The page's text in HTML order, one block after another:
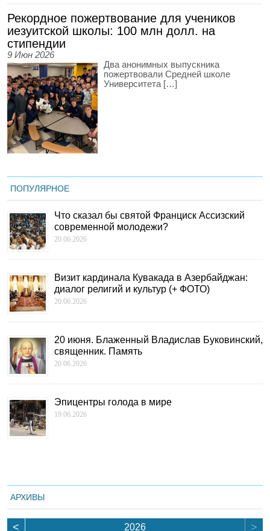
Рекордное пожертвование для учеников
иезуитской школы: 100 млн долл. на
стипендии
9 Июн 2026
Два анонимных выпускника
пожертвовали Средней школе
Университета […]
ПОПУЛЯРНОЕ
Что сказал бы святой Франциск Ассизский
современной молодежи?
20.06.2026
Визит кардинала Кувакада в Азербайджан:
диалог религий и культур (+ ФОТО)
20.06.2026
20 июня. Блаженный Владислав Буковинский,
священник. Память
20.06.2026
Эпицентры голода в мире
19.06.2026
АРХИВЫ
< 2026 >